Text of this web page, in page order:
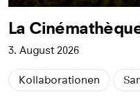
La
3. August 2026
Kollaborationen